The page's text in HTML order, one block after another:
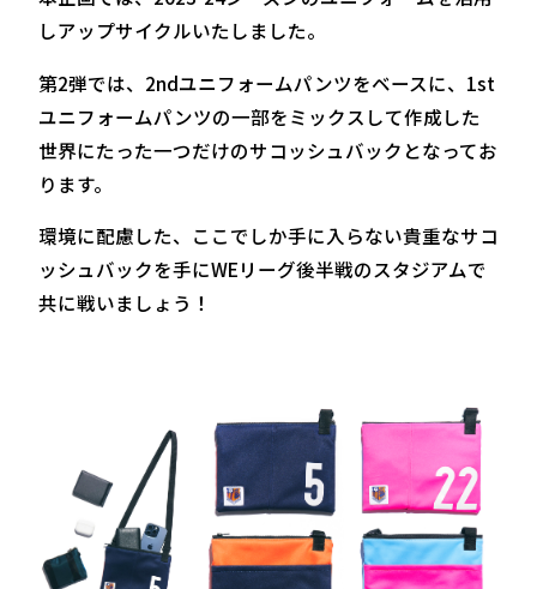
しアップサイクルいたしました。
第2弾では、2ndユニフォームパンツをベースに、1st
ユニフォームパンツの一部をミックスして作成した
世界にたった一つだけのサコッシュバックとなってお
ります。
環境に配慮した、ここでしか手に入らない貴重なサコ
ッシュバックを手にWEリーグ後半戦のスタジアムで
共に戦いましょう！